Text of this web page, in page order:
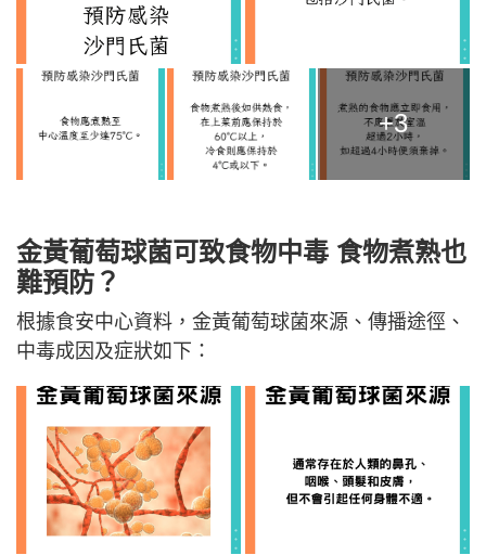
+3
金黃葡萄球菌可致食物中毒 食物煮熟也
難預防？
根據食安中心資料，金黃葡萄球菌來源、傳播途徑、
中毒成因及症狀如下：